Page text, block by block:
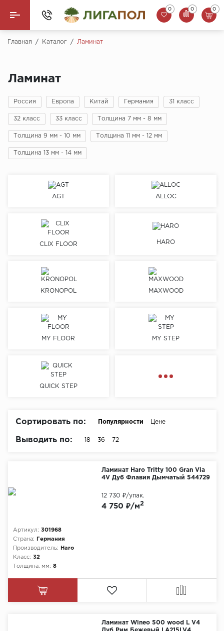
Назад
Паркетная доска
SPC Ламинат
Инженерная доска
MSPC ламинат
Стеновые панели
0 0 0
Главная / Каталог / Ламинат
Ламинат
Россия Европа Китай Германия 31 класс
32 класс 33 класс Толщина 7 мм - 8 мм
Толщина 9 мм - 10 мм Толщина 11 мм - 12 мм
Толщина 13 мм - 14 мм
AGT ALLOC
CLIX FLOOR HARO
KRONOPOL MAXWOOD
MY FLOOR MY STEP
QUICK STEP
Сортировать по: Популярности Цене
Выводить по: 18 36 72
Ламинат Haro Tritty 100 Gran Via
4V Дуб Флавия Дымчатый 544729
Артикул: 301968
Страна:
Германия
Производитель:
Haro
Класс: 32
Толщина, мм: 8
4 750 ₽/м2
12 730 ₽/упак.
Ламинат Wineo 500 wood L V4